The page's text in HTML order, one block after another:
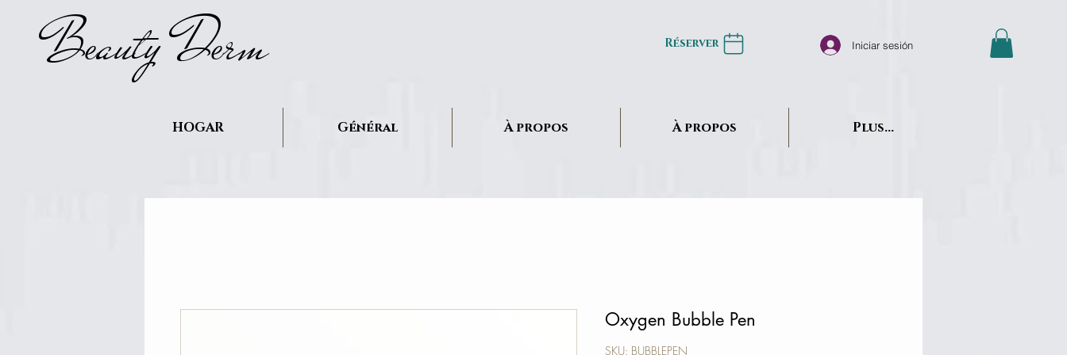
Beauty Derm Réserver Iniciar sesión
HOGAR Général À propos À propos Plus...
Oxygen Bubble Pen
SKU: BUBBLEPEN